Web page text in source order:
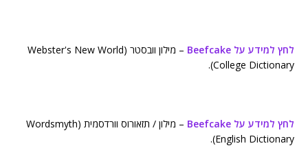
לחץ למידע על Beefcake
– מילון וובסטר (Webster's New World
College Dictionary).
לחץ למידע על Beefcake
– מילון / תזאורוס וורדסמית (Wordsmyth
English Dictionary).